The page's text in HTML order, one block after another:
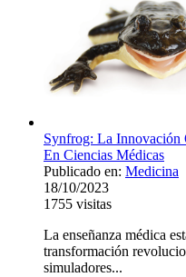
Synfrog: La Innovación
En Ciencias Médicas
Publicado en: Medicina
18/10/2023
1755 visitas
La enseñanza médica
transformación
simuladores...